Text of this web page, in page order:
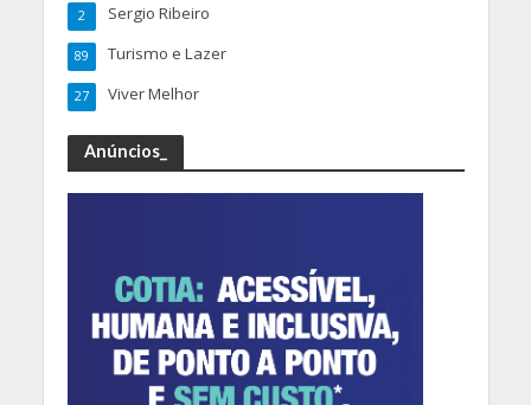
Sergio Ribeiro
2
Turismo e Lazer
89
Viver Melhor
27
Anúncios_